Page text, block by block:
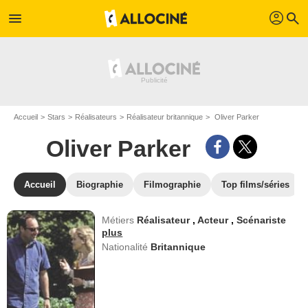
menu profil search
Accueil Stars Réalisateurs Réalisateur britannique Oliver Parker
Oliver Parker
Accueil Biographie Filmographie Top films/séries
Métiers Réalisateur ,Acteur ,Scénariste
plus
Nationalité Britannique